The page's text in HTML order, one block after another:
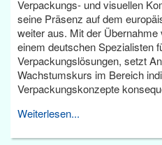
Verpackungs- und visuellen
seine Präsenz auf dem
weiter aus. Mit der
einem deutschen Spezialisten
Verpackungslösungen, setzt
Wachstumskurs im Bereich
Verpackungskonzepte
Weiterlesen...